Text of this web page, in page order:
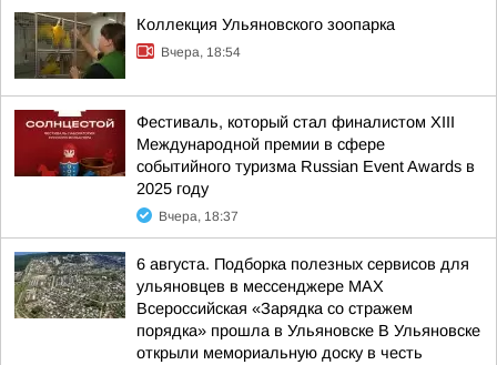
Коллекция Ульяновского зоопарка
Вчера, 18:54
Фестиваль, который стал финалистом ХIII
Международной премии в сфере
событийного туризма Russian Event Awards в
2025 году
Вчера, 18:37
6 августа. Подборка полезных сервисов для
ульяновцев в мессенджере MAX
Всероссийская «Зарядка со стражем
порядка» прошла в Ульяновске В Ульяновске
открыли мемориальную доску в честь